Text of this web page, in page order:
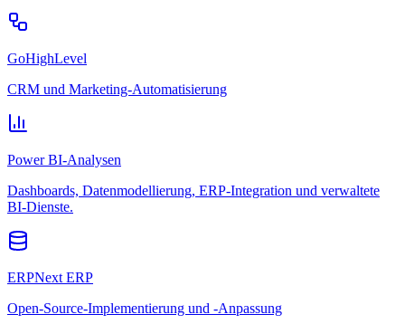
GoHighLevel
CRM und Marketing-Automatisierung
Power BI-Analysen
Dashboards, Datenmodellierung, ERP-Integration und verwaltete
BI-Dienste.
ERPNext ERP
Open-Source-Implementierung und -Anpassung